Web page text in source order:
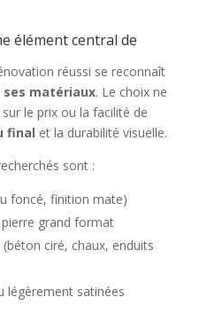
élément central de
réussi se reconnaît
matériaux. Le choix ne
le prix ou la facilité de
final et la durabilité visuelle.
sont :
foncé, finition mate)
grand format
ciré, chaux, enduits
légèrement satinées